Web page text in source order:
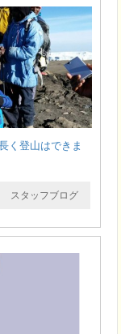
く登山はできま
スタッフブログ